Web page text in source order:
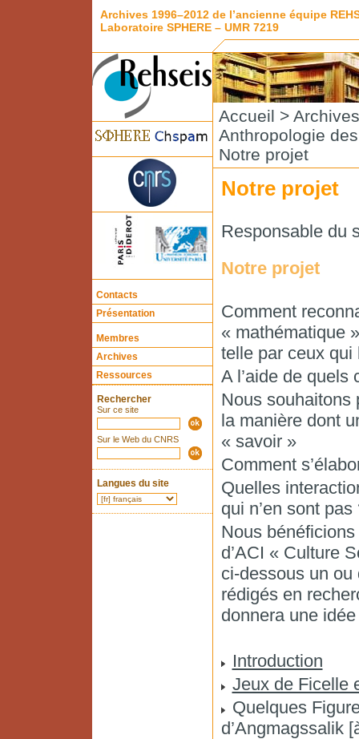
Archives 1996–2012 de l’ancienne équipe
Laboratoire SPHERE – UMR 7219
Contacts
Présentation
Membres
Archives
Ressources
Rechercher
Sur ce site
Sur le Web du CNRS
Langues du site
Accueil > Archives
Anthropologie
Notre projet
Notre projet
Responsable du
Notre projet
Comment
« mathématique
telle par ceux qui
A l’aide de quels
Nous souhaitons
la manière dont
« savoir »
Comment
Quelles
qui n’en sont pas
Nous bénéficions
d’ACI « Culture
ci-dessous un
rédigés en
donnera une
Introduction
Jeux de Ficelle
Quelques
d’Angmagssalik